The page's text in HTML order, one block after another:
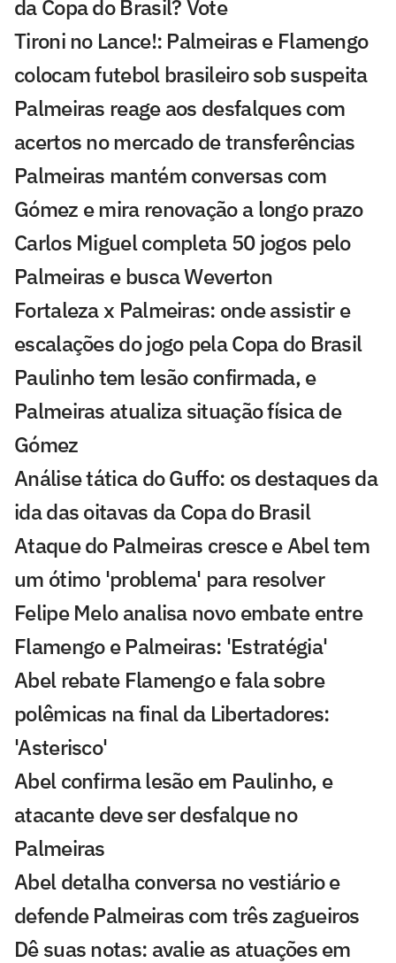
da Copa do Brasil? Vote
Tironi no Lance!: Palmeiras e Flamengo
colocam futebol brasileiro sob suspeita
Palmeiras reage aos desfalques com
acertos no mercado de transferências
Palmeiras mantém conversas com
Gómez e mira renovação a longo prazo
Carlos Miguel completa 50 jogos pelo
Palmeiras e busca Weverton
Fortaleza x Palmeiras: onde assistir e
escalações do jogo pela Copa do Brasil
Paulinho tem lesão confirmada, e
Palmeiras atualiza situação física de
Gómez
Análise tática do Guffo: os destaques da
ida das oitavas da Copa do Brasil
Ataque do Palmeiras cresce e Abel tem
um ótimo 'problema' para resolver
Felipe Melo analisa novo embate entre
Flamengo e Palmeiras: 'Estratégia'
Abel rebate Flamengo e fala sobre
polêmicas na final da Libertadores:
'Asterisco'
Abel confirma lesão em Paulinho, e
atacante deve ser desfalque no
Palmeiras
Abel detalha conversa no vestiário e
defende Palmeiras com três zagueiros
Dê suas notas: avalie as atuações em